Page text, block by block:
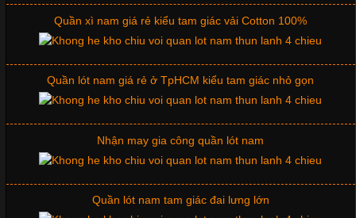
Cập nhật 2026-06-01 14:23:34
Trong môi trường kinh doanh hiện đại, việc xây dựng hình ảnh
chuyên nghiệp đóng vai trò quan trọng đối với sự phát triển của
doanh nghiệp. Một trong những giải pháp hiệu quả được nhiều
đơn vị lựa chọn hiện nay là sử dụng áo thun đồng phục công ty.
Chất Liệu Lycra Có Gì Đặc Biệt Trong Ngành Thời Trang?
Quần xì nam giá rẻ kiểu tam giác vải Cotton 100%
Quần lót nam giá rẻ ở TpHCM kiểu tam giác nhỏ gọn
Nhận may gia công quần lót nam
Quần lót nam tam giác đai lưng lớn